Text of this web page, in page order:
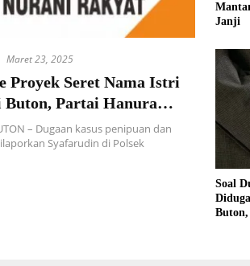
Maret 23, 2025
Proyek Seret Nama Istri
Partai Hanura
Hal Ini
– Dugaan kasus penipuan dan
Syafarudin di Polsek
Janji
Soal
Buton,